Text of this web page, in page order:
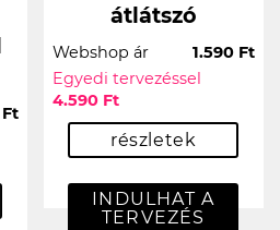
átlátszó
Webshop ár
1.590 Ft
Egyedi tervezéssel
4.590 Ft
részletek
INDULHAT A
TERVEZÉS